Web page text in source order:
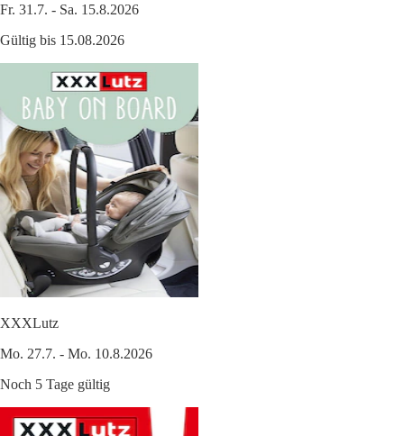
Fr. 31.7. - Sa. 15.8.2026
Gültig bis 15.08.2026
XXXLutz
Mo. 27.7. - Mo. 10.8.2026
Noch 5 Tage gültig